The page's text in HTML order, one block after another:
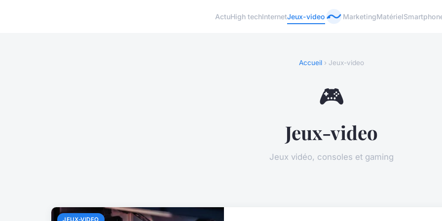
ActuHigh techInternetJeux-video MarketingMatériel
Accueil › Jeux-video
🎮
Jeux-video
Jeux vidéo, consoles et gaming
JEUX-VIDEO